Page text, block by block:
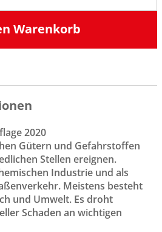
Warenkorb
2020
Gütern und Gefahrstoffen
Stellen ereignen.
Industrie und als
Meistens besteht
und Umwelt. Es droht
Schaden an wichtigen